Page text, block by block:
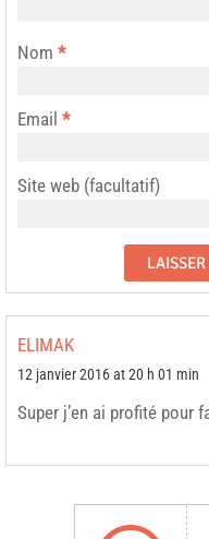
Nom *
Email *
Site web (facultatif)
ELIMAK
12 janvier 2016 at 20 h 01 min
Super j’en ai profité pour